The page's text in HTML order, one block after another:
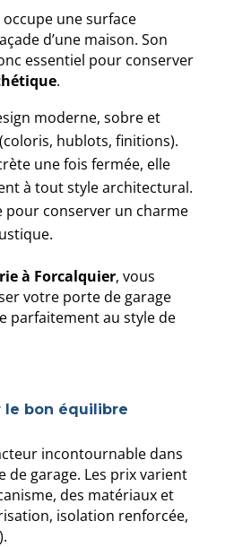
une surface
d’une maison. Son
essentiel pour conserver
.
moderne, sobre et
hublots, finitions).
une fois fermée, elle
à tout style architectural.
pour conserver un charme
à Forcalquier, vous
votre porte de garage
parfaitement au style de
le bon équilibre
incontournable dans
de garage. Les prix varient
des matériaux et
isolation renforcée,